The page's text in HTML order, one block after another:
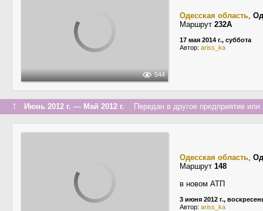
544
Одесская область,
Маршрут 232А
17 мая 2014 г., суббота
Автор: ariss_ka
↑ Июнь 2012 г. — Май 2012 г. Передан в другое предприятие или
Одесская область,
Маршрут 148
в новом АТП
3 июня 2012 г.,
Автор: ariss_ka